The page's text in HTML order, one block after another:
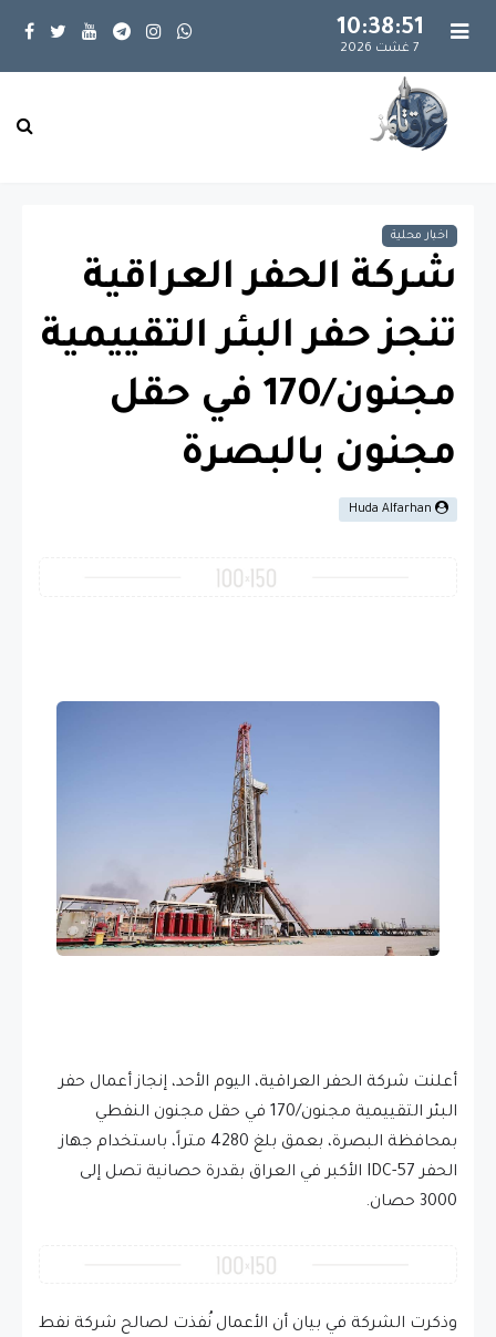
10:38:52
7 غشت 2026
اخبار محلية
شركة الحفر العراقية
تنجز حفر البئر التقييمية
مجنون/170 في حقل
مجنون بالبصرة
Huda Alfarhan
أعلنت شركة الحفر العراقية، اليوم الأحد، إنجاز أعمال حفر
البئر التقييمية مجنون/170 في حقل مجنون النفطي
بمحافظة البصرة، بعمق بلغ 4280 متراً، باستخدام جهاز
الحفر IDC-57 الأكبر في العراق بقدرة حصانية تصل إلى
3000 حصان.
وذكرت الشركة في بيان أن الأعمال نُفذت لصالح شركة نفط